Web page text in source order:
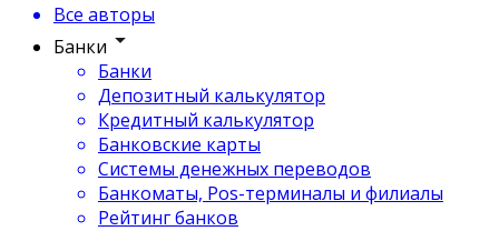
Все авторы
Банки
Банки
Депозитный калькулятор
Кредитный калькулятор
Банковские карты
Системы денежных переводов
Банкоматы, Pos-терминалы и филиалы
Рейтинг банков